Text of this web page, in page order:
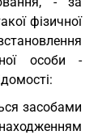
фізичної
особи -
засобами